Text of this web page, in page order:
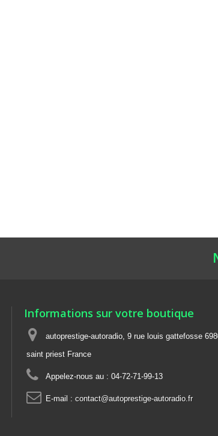
Informations sur votre boutique
autoprestige-autoradio, 9 rue louis gattefosse
saint priest France
Appelez-nous au : 04-72-71-99-13
E-mail : contact@autoprestige-autoradio.fr